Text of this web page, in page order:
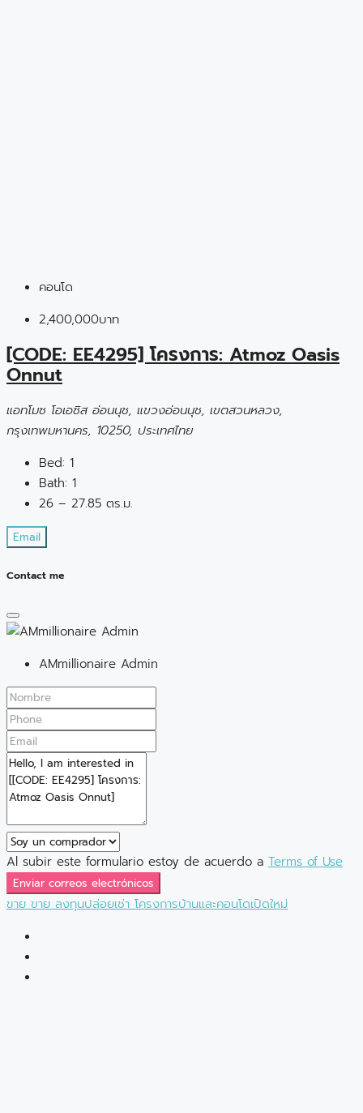
คอนโด
2,400,000บาท
[CODE: EE4295] โครงการ: Atmoz Oasis
Onnut
แอทโมซ โอเอซิส อ่อนนุช, แขวงอ่อนนุช, เขตสวนหลวง,
กรุงเทพมหานคร, 10250, ประเทศไทย
Bed: 1
Bath: 1
26 – 27.85 ตร.ม.
Email
Contact me
AMmillionaire Admin
Al subir este formulario estoy de acuerdo a Terms of Use
Enviar correos electrónicos
ขายขายลงทุนปล่อยเช่าโครงการบ้านและคอนโดเปิดใหม่